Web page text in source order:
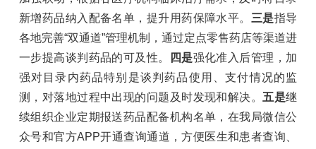
新增药品纳入配备名单，提升用药保障水平。 三是指导
各地完善“双通道”管理机制，通过定点零售药店等渠道进
一步提高谈判药品的可及性。
四是强化准入后管理，加
强对目录内药品特别是谈判药品使用、支付情况的监
测，对落地过程中出现的问题及时发现和解决。 五是继
续组织企业定期报送药品配备机构名单，在我局微信公
众号和官方APP开通查询通道，方便医生和患者查询、